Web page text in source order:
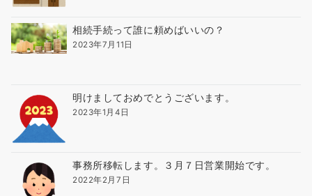
相続手続って誰に頼めばいいの？
2023年7月11日
明けましておめでとうございます。
2023年1月4日
事務所移転します。３月７日営業開始です。
2022年2月7日